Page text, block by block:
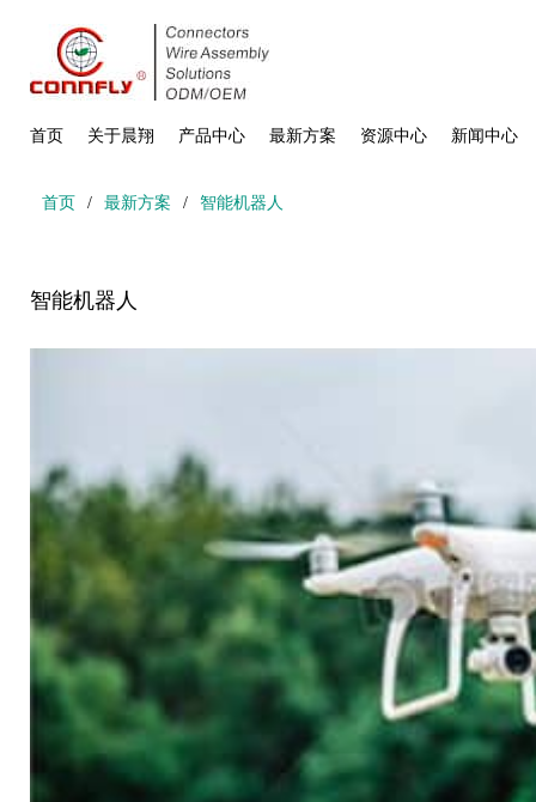
首页 关于晨翔 产品中心 最新方案 资源中心 新闻中心
首页 / 最新方案 / 智能机器人
智能机器人